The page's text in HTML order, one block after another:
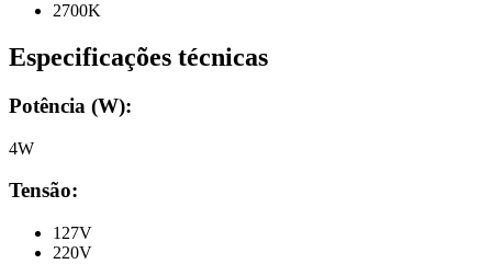
2700K
Especificações técnicas
Potência (W):
4W
Tensão:
127V
220V